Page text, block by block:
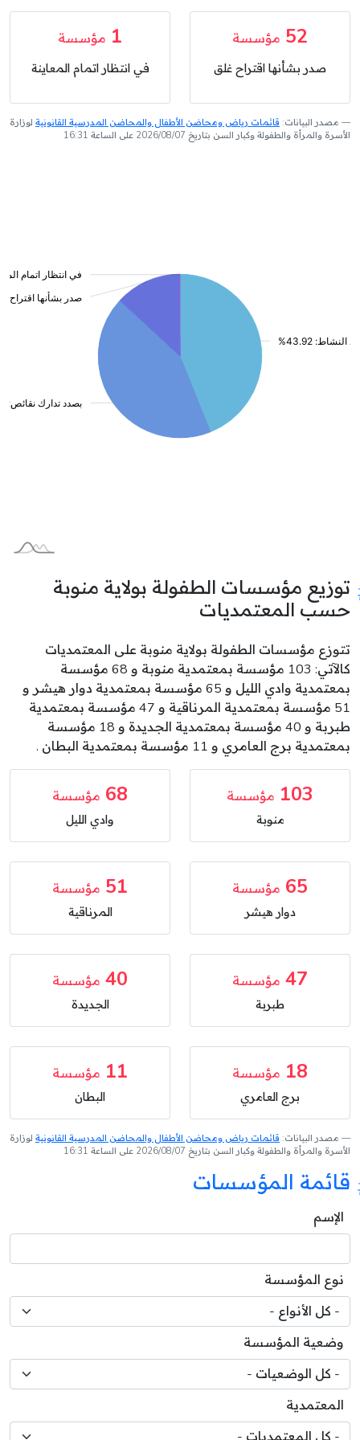
52 مؤسسة
صدر بشأنها اقتراح غلق
1 مؤسسة
في انتظار اتمام المعاينة
مصدر البيانات: قائمات رياض ومحاضن الأطفال والمحاضن المدرسية القانونية لوزارة
الأسرة والمرأة والطفولة وكبار السن بتاريخ 2026/08/07 على الساعة 16:31
توزيع مؤسسات الطفولة بولاية منوبة
حسب المعتمديات
تتوزع مؤسسات الطفولة بولاية منوبة على المعتمديات
كالآتي: 103 مؤسسة بمعتمدية منوبة و 68 مؤسسة
بمعتمدية وادي الليل و 65 مؤسسة بمعتمدية دوار هيشر و
51 مؤسسة بمعتمدية المرناقية و 47 مؤسسة بمعتمدية
طبربة و 40 مؤسسة بمعتمدية الجديدة و 18 مؤسسة
بمعتمدية برج العامري و 11 مؤسسة بمعتمدية البطان .
103 مؤسسة
منوبة
68 مؤسسة
وادي الليل
65 مؤسسة
دوار هيشر
51 مؤسسة
المرناقية
47 مؤسسة
طبربة
40 مؤسسة
الجديدة
18 مؤسسة
برج العامري
11 مؤسسة
البطان
مصدر البيانات: قائمات رياض ومحاضن الأطفال والمحاضن المدرسية القانونية لوزارة
الأسرة والمرأة والطفولة وكبار السن بتاريخ 2026/08/07 على الساعة 16:31
قائمة المؤسسات
الإسم
نوع المؤسسة
وضعية المؤسسة
المعتمدية